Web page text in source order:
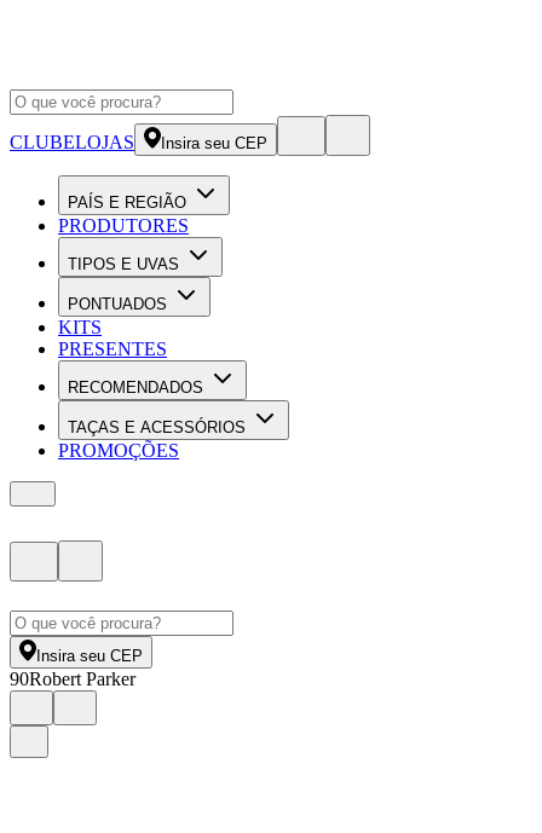
CLUBELOJAS Insira seu CEP
PAÍS E REGIÃO
PRODUTORES
TIPOS E UVAS
PONTUADOS
KITS
PRESENTES
RECOMENDADOS
TAÇAS E ACESSÓRIOS
PROMOÇÕES
Insira seu CEP
90Robert Parker